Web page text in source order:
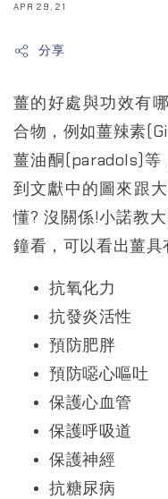
APR 29, 21
分享
薑的好處與功效有
合物，例如薑辣素
薑油酮(paradols)等
到文獻中的圖來跟
懂? 沒關係!小諾教
鐘看，可以看出薑具
抗氧化力
抗發炎活性
預防肥胖
預防噁心嘔吐
保護心血管
保護呼吸道
保護神經
抗糖尿病